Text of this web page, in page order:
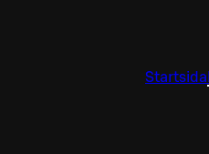
Startsida